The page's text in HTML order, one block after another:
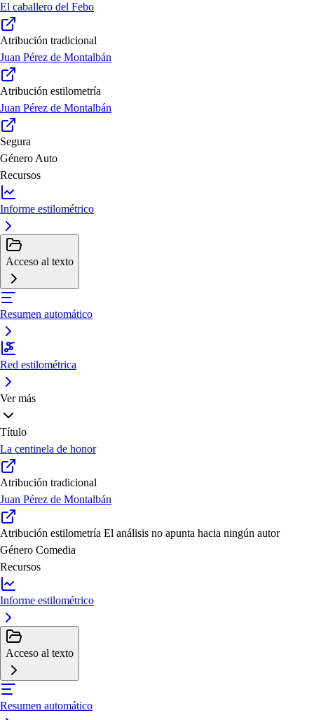
El caballero del Febo
Atribución tradicional
Juan Pérez de Montalbán
Atribución estilometría
Juan Pérez de Montalbán
Segura
Género Auto
Recursos
Informe estilométrico
Acceso al texto
Resumen automático
Red estilométrica
Ver más
Título
La centinela de honor
Atribución tradicional
Juan Pérez de Montalbán
Atribución estilometría El análisis no apunta hacia ningún autor
Género Comedia
Recursos
Informe estilométrico
Acceso al texto
Resumen automático